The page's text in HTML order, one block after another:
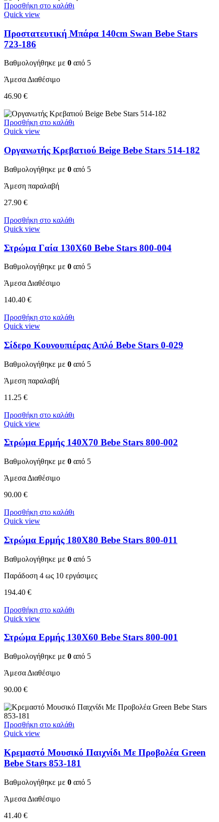
Προσθήκη στο καλάθι
Quick view
Προστατευτική Μπάρα 140cm Swan Bebe Stars
723-186
Βαθμολογήθηκε με 0 από 5
Άμεσα Διαθέσιμο
46.90 €
Προσθήκη στο καλάθι
Quick view
Οργανωτής Κρεβατιού Beige Bebe Stars 514-182
Βαθμολογήθηκε με 0 από 5
Άμεση παραλαβή
27.90 €
Προσθήκη στο καλάθι
Quick view
Στρώμα Γαία 130Χ60 Bebe Stars 800-004
Βαθμολογήθηκε με 0 από 5
Άμεσα Διαθέσιμο
140.40 €
Προσθήκη στο καλάθι
Quick view
Σίδερο Κουνουπιέρας Απλό Bebe Stars 0-029
Βαθμολογήθηκε με 0 από 5
Άμεση παραλαβή
11.25 €
Προσθήκη στο καλάθι
Quick view
Στρώμα Ερμής 140Χ70 Bebe Stars 800-002
Βαθμολογήθηκε με 0 από 5
Άμεσα Διαθέσιμο
90.00 €
Προσθήκη στο καλάθι
Quick view
Στρώμα Ερμής 180Χ80 Bebe Stars 800-011
Βαθμολογήθηκε με 0 από 5
Παράδοση 4 ως 10 εργάσιμες
194.40 €
Προσθήκη στο καλάθι
Quick view
Στρώμα Ερμής 130Χ60 Bebe Stars 800-001
Βαθμολογήθηκε με 0 από 5
Άμεσα Διαθέσιμο
90.00 €
Προσθήκη στο καλάθι
Quick view
Κρεμαστό Μουσικό Παιχνίδι Με Προβολέα Green
Bebe Stars 853-181
Βαθμολογήθηκε με 0 από 5
Άμεσα Διαθέσιμο
41.40 €